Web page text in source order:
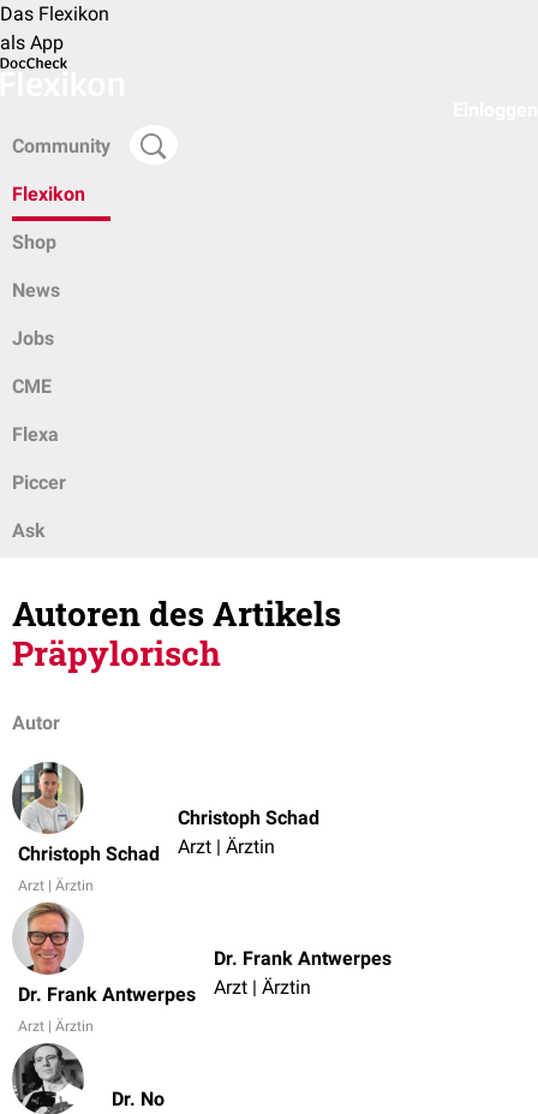
Das Flexikon
als App
Community
Flexikon
Shop
News
Jobs
CME
Flexa
Piccer
Ask
Autoren des Artikels
Präpylorisch
Autor
Christoph Schad
Arzt | Ärztin
Christoph Schad
Arzt | Ärztin
Dr. Frank Antwerpes
Arzt | Ärztin
Dr. Frank Antwerpes
Arzt | Ärztin
Dr. No